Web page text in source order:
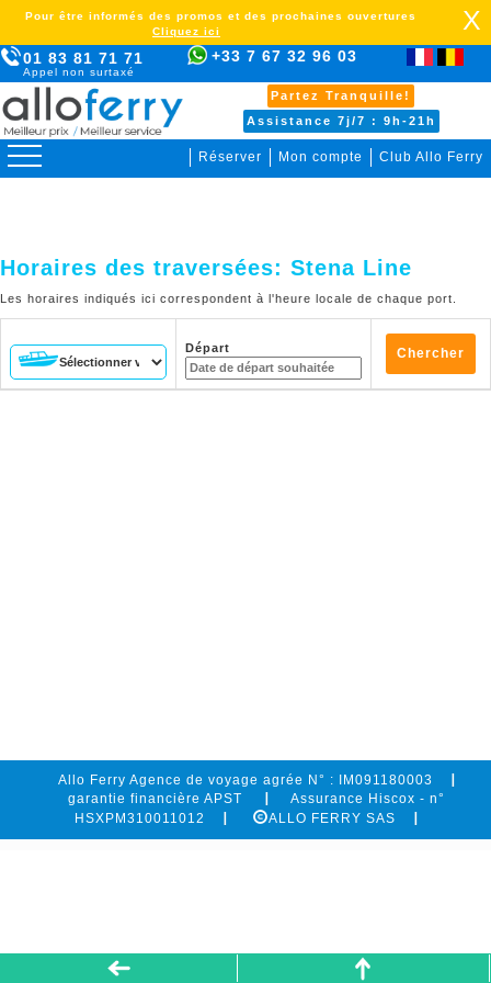
01 83 81 71 71
Appel non surtaxé
+33 7 67 32 96 03
Partez Tranquille!
Assistance 7j/7 : 9h-21h
Réserver Mon compte Club Allo Ferry
Pour être informés des promos et des prochaines ouvertures
Cliquez ici
X
>
Horaires des traversées: Stena Line
Les horaires indiqués ici correspondent à l'heure locale de chaque port.
Départ
Allo Ferry Agence de voyage agrée N° : IM091180003
garantie financière APST
Assurance Hiscox - n°
HSXPM310011012
ALLO FERRY SAS